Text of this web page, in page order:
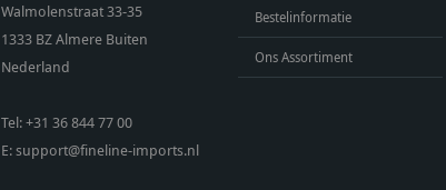
Walmolenstraat 33-35
1333 BZAlmere Buiten
Nederland
Tel:+31 36 844 77 00
E:support@fineline-imports.nl
Bestelinformatie
Ons Assortiment